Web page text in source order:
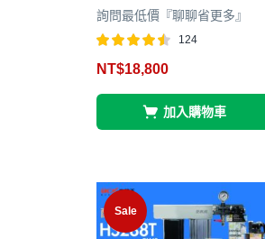
詢問最低價『聊聊省更多』
評分4.48
滿分 5
124
NT$18,800
加入購物車
Sale